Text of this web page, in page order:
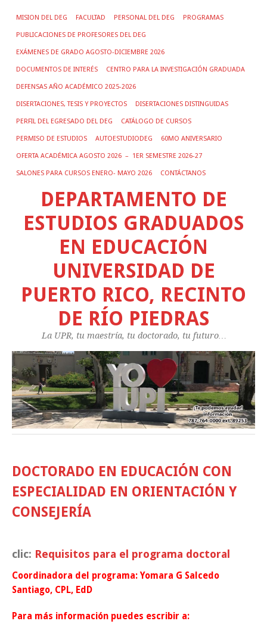
MISION DEL DEG FACULTAD PERSONAL DEL DEG PROGRAMAS
PUBLICACIONES DE PROFESORES DEL DEG
EXÁMENES DE GRADO AGOSTO-DICIEMBRE 2026
DOCUMENTOS DE INTERÉS CENTRO PARA LA INVESTIGACIÓN GRADUADA
DEFENSAS AÑO ACADÉMICO 2025-2026
DISERTACIONES, TESIS Y PROYECTOS DISERTACIONES DISTINGUIDAS
PERFIL DEL EGRESADO DEL DEG CATÁLOGO DE CURSOS
PERMISO DE ESTUDIOS AUTOESTUDIODEG 60MO ANIVERSARIO
OFERTA ACADÉMICA AGOSTO 2026 – 1ER SEMESTRE 2026-27
SALONES PARA CURSOS ENERO- MAYO 2026 CONTÁCTANOS
DEPARTAMENTO DE
ESTUDIOS GRADUADOS
EN EDUCACIÓN
UNIVERSIDAD DE
PUERTO RICO, RECINTO
DE RÍO PIEDRAS
La UPR, tu maestría, tu doctorado, tu futuro…
DOCTORADO EN EDUCACIÓN CON
ESPECIALIDAD EN ORIENTACIÓN Y
CONSEJERÍA
clic: Requisitos para el programa doctoral
Coordinadora del programa:Yomara G Salcedo
Santiago, CPL, EdD
Para más información puedes escribir a: